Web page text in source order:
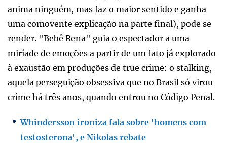
anima ninguém, mas faz o maior sentido e ganha
uma comovente explicação na parte final), pode se
render. "Bebê Rena" guia o espectador a uma
miríade de emoções a partir de um fato já explorado
à exaustão em produções de true crime: o stalking,
aquela perseguição obsessiva que no Brasil só virou
crime há três anos, quando entrou no Código Penal.
Whindersson ironiza fala sobre 'homens com
testosterona', e Nikolas rebate